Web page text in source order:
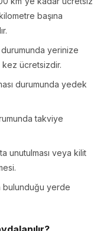
başına
durumunda yerinize
kez ücretsizdir.
durumunda yedek
takviye
unutulması veya kilit
bulunduğu yerde